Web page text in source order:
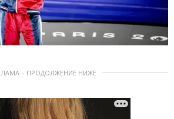
– ПРОДОЛЖЕНИЕ НИЖЕ